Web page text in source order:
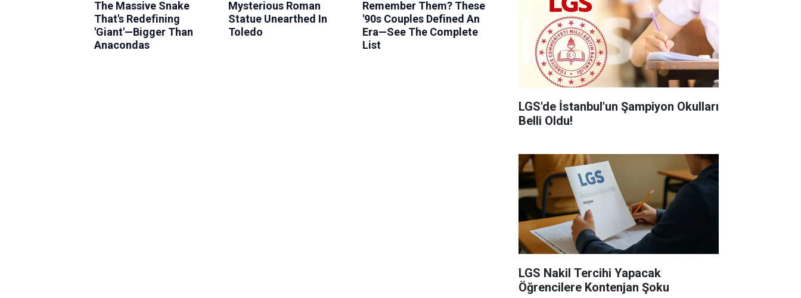
LGS'de İstanbul'un Şampiyon Okulları
Belli Oldu!
LGS Nakil Tercihi Yapacak
Öğrencilere Kontenjan Şoku